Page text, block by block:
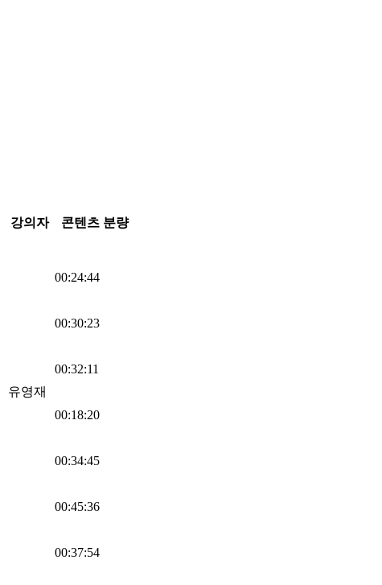
강의자 콘텐츠 분량
유영재
00:24:44
00:30:23
00:32:11
00:18:20
00:34:45
00:45:36
00:37:54